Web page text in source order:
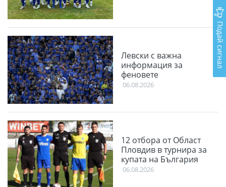
Левски с важна
информация за
феновете
06.08.2026
12 отбора от Област
Пловдив в турнира за
купата на България
06.08.2026
Подай сигнал